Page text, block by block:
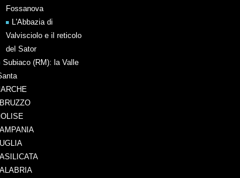
Fossanova
L'Abbazia di
Valvisciolo e il reticolo
del Sator
Subiaco (RM): la Valle